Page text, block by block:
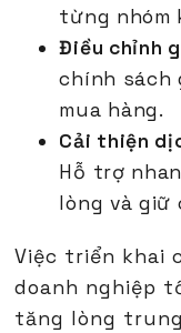
từng nhóm
Điều chỉnh
chính sách
mua hàng.
Cải thiện
Hỗ trợ
lòng và giữ
Việc triển khai
doanh nghiệp
tăng lòng